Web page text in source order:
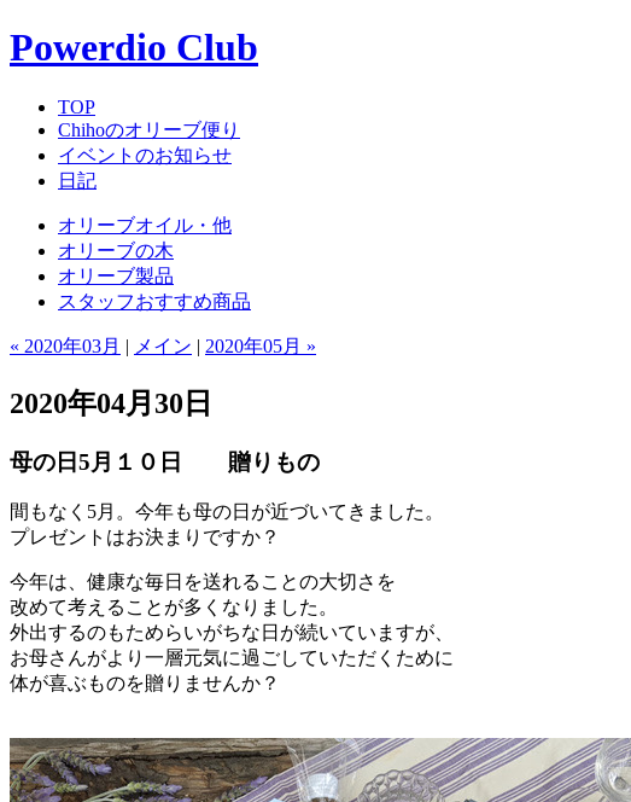
Powerdio Club
TOP
Chihoのオリーブ便り
イベントのお知らせ
日記
オリーブオイル・他
オリーブの木
オリーブ製品
スタッフおすすめ商品
« 2020年03月 | メイン | 2020年05月 »
2020年04月30日
母の日5月１０日 贈りもの
間もなく5月。今年も母の日が近づいてきました。
プレゼントはお決まりですか？
今年は、健康な毎日を送れることの大切さを
改めて考えることが多くなりました。
外出するのもためらいがちな日が続いていますが、
お母さんがより一層元気に過ごしていただくために
体が喜ぶものを贈りませんか？